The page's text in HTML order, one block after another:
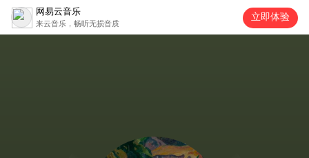
网易云音乐
来云音乐，畅听无损音质
立即体验